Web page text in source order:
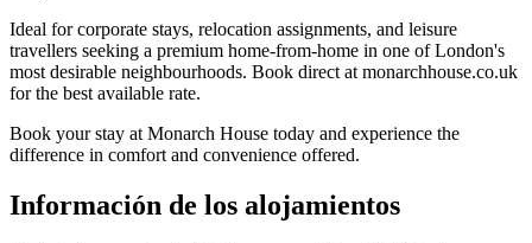
Ideal for corporate stays, relocation assignments, and leisure
travellers seeking a premium home-from-home in one of London's
most desirable neighbourhoods. Book direct at monarchhouse.co.uk
for the best available rate.
Book your stay at Monarch House today and experience the
difference in comfort and convenience offered.
Información de los alojamientos